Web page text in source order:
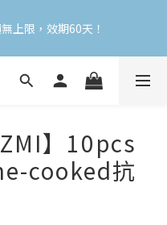
上限，效期60天！
券與折價券 >
) | 可與LINE新好友$50疊加
】10pcs
cooked抗